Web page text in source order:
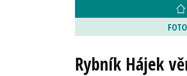
FOTO
Rybník Hájek